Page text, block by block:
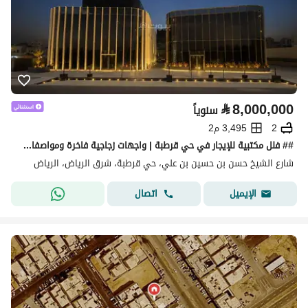
⃁8,000,000 سنوياً
2
3,495 م2
## فلل مكتبية للإيجار في حي قرطبة | واجهات زجاجية فاخرة ومواصفات أعمال متكاملة
شارع الشيخ حسن بن حسين بن علي، حي قرطبة، شرق الرياض، الرياض
الإيميل
اتصال